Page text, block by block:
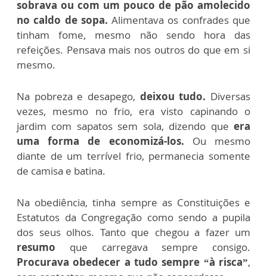
sobrava ou com um pouco de pão amolecido
no caldo de sopa. Alimentava os confrades que
tinham fome, mesmo não sendo hora das
refeições. Pensava mais nos outros do que em si
mesmo.
Na pobreza e desapego, deixou tudo. Diversas
vezes, mesmo no frio, era visto capinando o
jardim com sapatos sem sola, dizendo que era
uma forma de economizá-los. Ou mesmo
diante de um terrível frio, permanecia somente
de camisa e batina.
Na obediência, tinha sempre as Constituições e
Estatutos da Congregação como sendo a pupila
dos seus olhos. Tanto que chegou a fazer um
resumo que carregava sempre consigo.
Procurava obedecer a tudo sempre “à risca”,